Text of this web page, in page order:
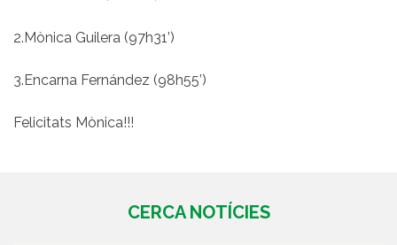
2.Mònica Guilera (97h31’)
3.Encarna Fernández (98h55’)
Felicitats Mònica!!!
CERCA NOTÍCIES